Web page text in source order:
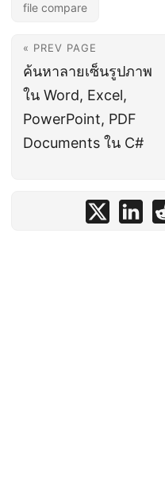
file compare
« PREV PAGE
ค้นหาลายเซ็นรูปภาพ
ใน Word, Excel,
PowerPoint, PDF
Documents ใน C#